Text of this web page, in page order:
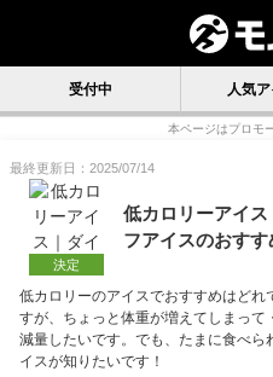
受付中 人気
本ページはプロモ
最終更新日：2025/07/14
決定
低カロリーアイ
フアイスのおすす
低カロリーのアイスでおすすめはど
すが、ちょっと体重が増えてしまって
減量したいです。でも、たまに食べ
イスが知りたいです！